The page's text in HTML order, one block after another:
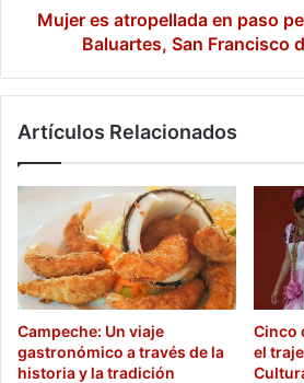
SanMujer es atropellada en paso
Baluartes, San Francisco
Artículos Relacionados
Campeche: Un viaje
gastronómico a través de la
historia y la tradición
Cinco
el